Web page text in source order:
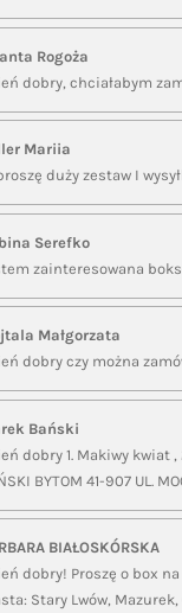
Rogoża
dobry, chciałabym
Mariia
duży zestaw I
Serefko
zainteresowana
Małgorzata
dobry czy można
Bański
dobry 1. Makiwy kwiat
BYTOM 41-907 UL.
BIAŁOSKÓRSKA
dobry! Proszę o box
Stary Lwów,